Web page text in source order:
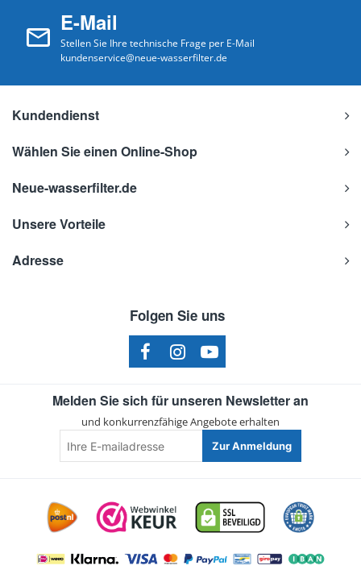
E-Mail
Stellen Sie Ihre technische Frage per E-Mail
kundenservice@neue-wasserfilter.de
Kundendienst
Wählen Sie einen Online-Shop
Neue-wasserfilter.de
Unsere Vorteile
Adresse
Folgen Sie uns
Melden Sie sich für unseren Newsletter an
und konkurrenzfähige Angebote erhalten
E-
mailadresse
Zur Anmeldung